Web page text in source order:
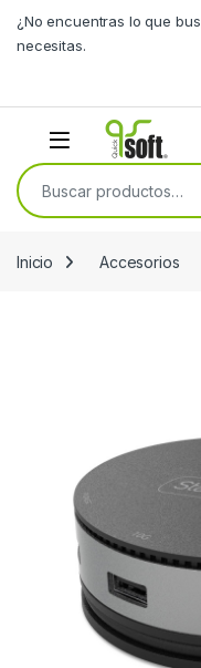
¿No encuentras lo que
necesitas.
Buscar por:
Inicio Accesorios